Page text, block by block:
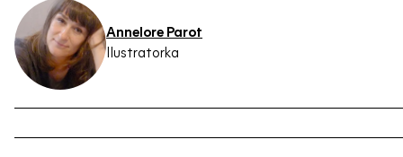
Annelore Parot
Ilustratorka